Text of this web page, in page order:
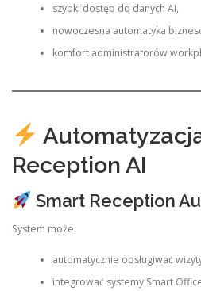
szybki dostęp do danych AI,
nowoczesna automatyka
komfort administratorów
Reception AI
Smart Reception
System może:
automatycznie obsługiwać
integrować systemy Smart